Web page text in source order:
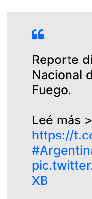
Reporte
Nacional
Fuego.
Leé más >
https://
XB